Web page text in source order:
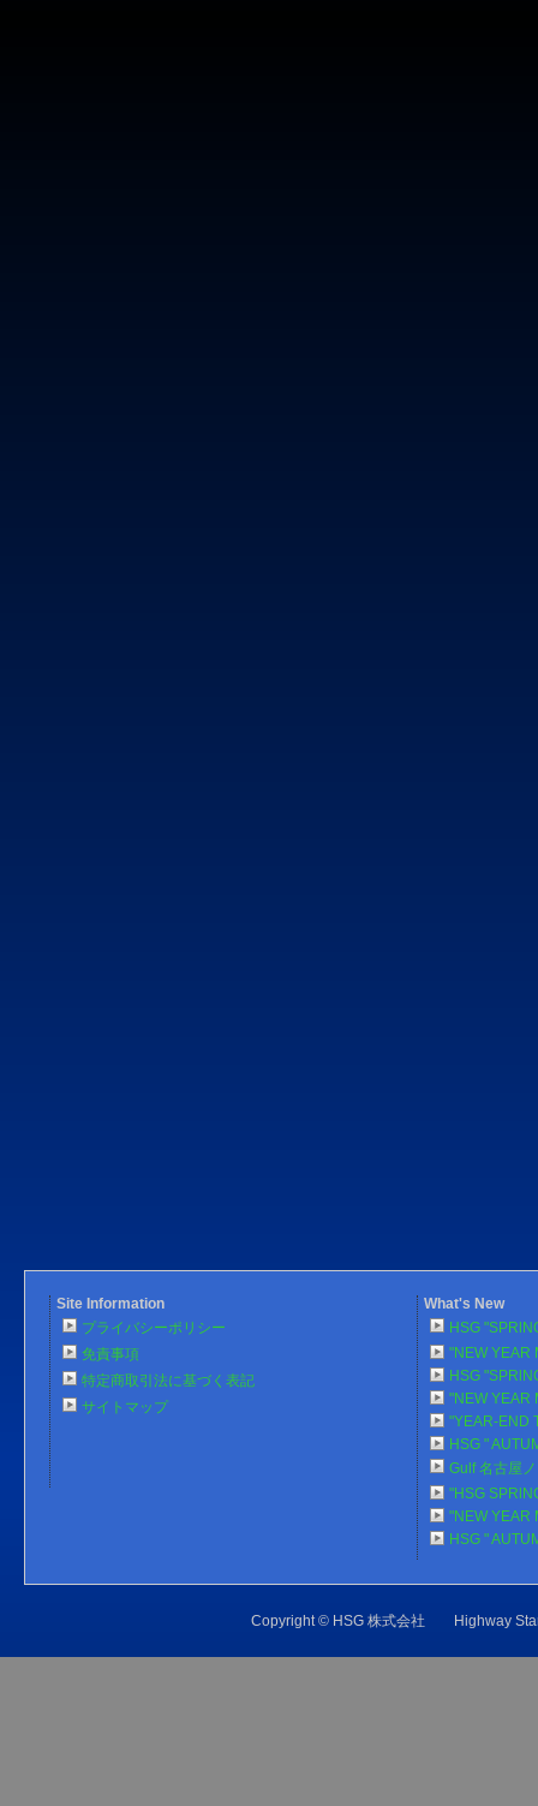
Site Information
プライバシーポリシー
免責事項
特定商取引法に基づく表記
サイトマップ
What's New
HSG
"NEW YEAR
HSG
"NEW YEAR
"YEAR-END
HSG "
Gulf 名古屋
"HSG
"NEW YEAR
HSG "
Copyright © HSG 株式会社 Highway Star